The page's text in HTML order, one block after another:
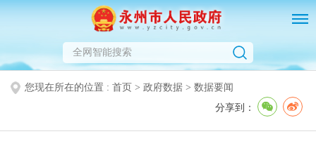
您现在所在的位置 : 首页 > 政府数据 > 数据要闻
分享到：